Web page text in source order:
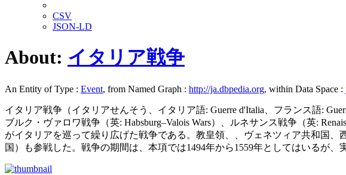
CSV
JSON-LD
About: イタリア戦争
An Entity of Type : Event, from Named Graph : http://ja.dbpedia.org, within Data Space :
イタリア戦争（イタリアせんそう、イタリア語: Guerre d'Italia、フランス語:
ブルク・ヴァロワ戦争（英: Habsburg–Valois Wars）、ルネサンス戦争（英:
がイタリアを巡って繰り広げた戦争である。教皇領、、ヴェネツィア共和国
国）も参戦した。戦争の期間は、本項では1494年から1559年としてはいるが